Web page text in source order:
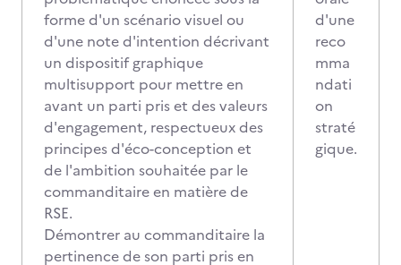
forme d'un scénario visuel ou
d'une note d'intention décrivant
un dispositif graphique
multisupport pour mettre en
avant un parti pris et des valeurs
d'engagement, respectueux des
principes d'éco-conception et
de l'ambition souhaitée par le
commanditaire en matière de
RSE.
Démontrer au commanditaire la
pertinence de son parti pris en
d'une
reco
mma
ndati
on
straté
gique.